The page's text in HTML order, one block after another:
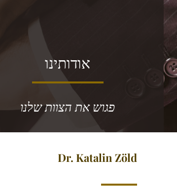
אודותינו
פגוש את הצוות שלנו
Dr. Katalin Zöld